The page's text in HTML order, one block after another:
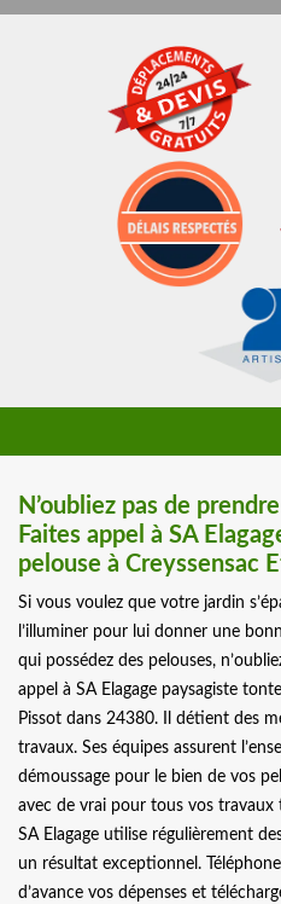
N’oubliez pas de
Faites appel à SA
pelouse à Creyssensac
Si vous voulez que votre jardin
l’illuminer pour lui donner une
qui possédez des pelouses,
appel à SA Elagage paysagiste
Pissot dans 24380. Il détient des
travaux. Ses équipes assurent
démoussage pour le bien de vos
avec de vrai pour tous vos travaux
SA Elagage utilise régulièrement
un résultat exceptionnel.
d’avance vos dépenses et